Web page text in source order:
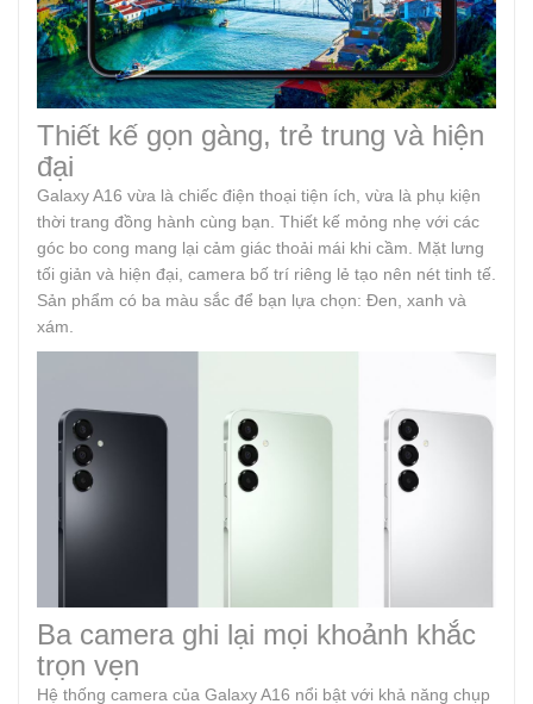
Thiết kế gọn gàng, trẻ trung và hiện
đại
Galaxy A16 vừa là chiếc điện thoại tiện ích, vừa là phụ kiện
thời trang đồng hành cùng bạn. Thiết kế mỏng nhẹ với các
góc bo cong mang lại cảm giác thoải mái khi cầm. Mặt lưng
tối giản và hiện đại, camera bố trí riêng lẻ tạo nên nét tinh tế.
Sản phẩm có ba màu sắc để bạn lựa chọn: Đen, xanh và
xám.
Ba camera ghi lại mọi khoảnh khắc
trọn vẹn
Hệ thống camera của Galaxy A16 nổi bật với khả năng chụp